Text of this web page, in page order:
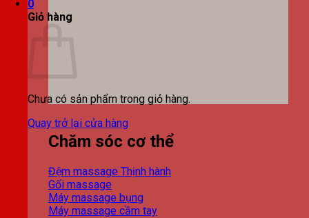
0
Giỏ hàng
Chưa có sản phẩm trong giỏ hàng.
Quay trở lại cửa hàng
Chăm sóc cơ thể
Đệm massage
Gối massage
Máy massage bụng
Máy massage cầm tay